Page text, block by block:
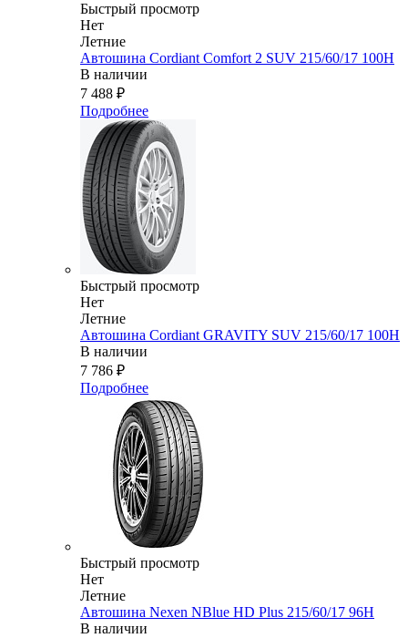
Быстрый просмотр
Нет
Летние
Автошина Cordiant Comfort 2 SUV 215/60/17 100H
В наличии
7 488 ₽
Подробнее
Быстрый просмотр
Нет
Летние
Автошина Cordiant GRAVITY SUV 215/60/17 100H
В наличии
7 786 ₽
Подробнее
Быстрый просмотр
Нет
Летние
Автошина Nexen NBlue HD Plus 215/60/17 96H
В наличии